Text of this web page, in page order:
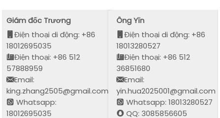
Giám đốc Trương
Điện thoại di động: +86
18012695035
Điện thoại: +86 512
57888959
Email:
king.zhang2505@gmail.com
Whatsapp:
18012695035
Ông Yǐn
Điện thoại di động: +86
18013280527
Điện thoại: +86 512
36851680
Email:
yin.hua2025001@gmail.com
Whatsapp: 18013280527
QQ: 3085856605